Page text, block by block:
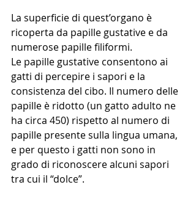
La superficie di quest’organo è
ricoperta da papille gustative e da
numerose papille filiformi.
Le papille gustative consentono ai
gatti di percepire i sapori e la
consistenza del cibo. Il numero delle
papille è ridotto (un gatto adulto ne
ha circa 450) rispetto al numero di
papille presente sulla lingua umana,
e per questo i gatti non sono in
grado di riconoscere alcuni sapori
tra cui il “dolce”.